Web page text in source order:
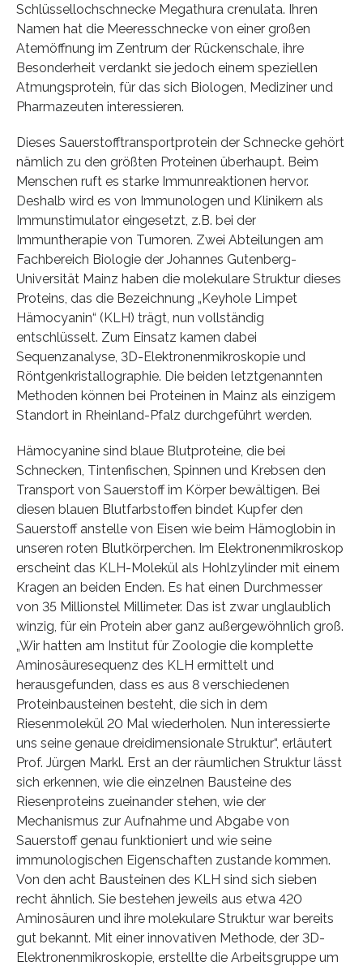
Schlüssellochschnecke Megathura crenulata. Ihren
Namen hat die Meeresschnecke von einer großen
Atemöffnung im Zentrum der Rückenschale, ihre
Besonderheit verdankt sie jedoch einem speziellen
Atmungsprotein, für das sich Biologen, Mediziner und
Pharmazeuten interessieren.
Dieses Sauerstofftransportprotein der Schnecke gehört
nämlich zu den größten Proteinen überhaupt. Beim
Menschen ruft es starke Immunreaktionen hervor.
Deshalb wird es von Immunologen und Klinikern als
Immunstimulator eingesetzt, z.B. bei der
Immuntherapie von Tumoren. Zwei Abteilungen am
Fachbereich Biologie der Johannes Gutenberg-
Universität Mainz haben die molekulare Struktur dieses
Proteins, das die Bezeichnung „Keyhole Limpet
Hämocyanin“ (KLH) trägt, nun vollständig
entschlüsselt. Zum Einsatz kamen dabei
Sequenzanalyse, 3D-Elektronenmikroskopie und
Röntgenkristallographie. Die beiden letztgenannten
Methoden können bei Proteinen in Mainz als einzigem
Standort in Rheinland-Pfalz durchgeführt werden.
Hämocyanine sind blaue Blutproteine, die bei
Schnecken, Tintenfischen, Spinnen und Krebsen den
Transport von Sauerstoff im Körper bewältigen. Bei
diesen blauen Blutfarbstoffen bindet Kupfer den
Sauerstoff anstelle von Eisen wie beim Hämoglobin in
unseren roten Blutkörperchen. Im Elektronenmikroskop
erscheint das KLH-Molekül als Hohlzylinder mit einem
Kragen an beiden Enden. Es hat einen Durchmesser
von 35 Millionstel Millimeter. Das ist zwar unglaublich
winzig, für ein Protein aber ganz außergewöhnlich groß.
„Wir hatten am Institut für Zoologie die komplette
Aminosäuresequenz des KLH ermittelt und
herausgefunden, dass es aus 8 verschiedenen
Proteinbausteinen besteht, die sich in dem
Riesenmolekül 20 Mal wiederholen. Nun interessierte
uns seine genaue dreidimensionale Struktur“, erläutert
Prof. Jürgen Markl. Erst an der räumlichen Struktur lässt
sich erkennen, wie die einzelnen Bausteine des
Riesenproteins zueinander stehen, wie der
Mechanismus zur Aufnahme und Abgabe von
Sauerstoff genau funktioniert und wie seine
immunologischen Eigenschaften zustande kommen.
Von den acht Bausteinen des KLH sind sich sieben
recht ähnlich. Sie bestehen jeweils aus etwa 420
Aminosäuren und ihre molekulare Struktur war bereits
gut bekannt. Mit einer innovativen Methode, der 3D-
Elektronenmikroskopie, erstellte die Arbeitsgruppe um